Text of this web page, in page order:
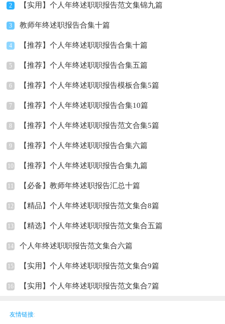
2 【实用】个人年终述职职报告范文集锦九篇
3 教师年终述职报告合集十篇
4 【推荐】个人年终述职职报告合集十篇
5 【推荐】个人年终述职职报告合集五篇
6 【推荐】个人年终述职职报告模板合集5篇
7 【推荐】个人年终述职职报告合集10篇
8 【推荐】个人年终述职职报告范文合集5篇
9 【推荐】个人年终述职职报告合集六篇
10 【推荐】个人年终述职职报告合集九篇
11 【必备】教师年终述职报告汇总十篇
12 【精品】个人年终述职职报告范文集合8篇
13 【精选】个人年终述职职报告范文集合五篇
14 个人年终述职职报告范文集合六篇
15 【实用】个人年终述职职报告范文集合9篇
16 【实用】个人年终述职职报告范文集合7篇
友情链接: